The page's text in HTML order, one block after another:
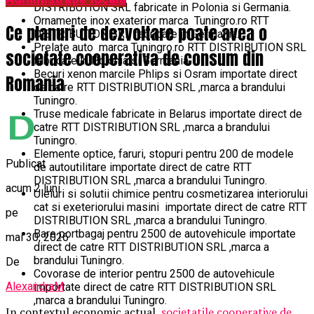
DISTRIBUTION SRL fabricate in Polonia si Germania.
Ornamente inox exaterior marca Tuningro.ro RTT
DISTRIBUTION SRL fabricate in Germania.
Prelate auto marca Tuningro.ro RTT DISTRIBUTION SRL
fabricate in Polonia si Germania.
Becuri xenon marcile Phlips si Osram importate direct
de catre RTT DISTRIBUTION SRL ,marca a brandului
Tuningro.
Truse medicale fabricate in Belarus importate direct de
catre RTT DISTRIBUTION SRL ,marca a brandului
Tuningro.
Elemente optice, faruri, stopuri pentru 200 de modele
de autoutilitare importate direct de catre RTT
DISTRIBUTION SRL ,marca a brandului Tuningro.
Uleiuri si solutii chimice pentru cosmetizarea interiorului
cat si exeteriorului masini importate direct de catre RTT
DISTRIBUTION SRL ,marca a brandului Tuningro.
Bare portbagaj pentru 2500 de autovehicule importate
direct de catre RTT DISTRIBUTION SRL ,marca a
brandului Tuningro.
Covorase de interior pentru 2500 de autovehicule
importate direct de catre RTT DISTRIBUTION SRL
,marca a brandului Tuningro.
Ce planuri de dezvoltare poate avea o
societate cooperativa de consum din
Romania
Publicat
acum 2 luni
pe
mai 30, 2026
De
AlexandraM